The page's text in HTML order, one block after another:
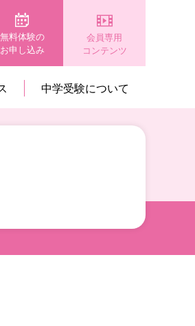
無料体験の
お申し込み
会員専用
コンテンツ
中学受験について